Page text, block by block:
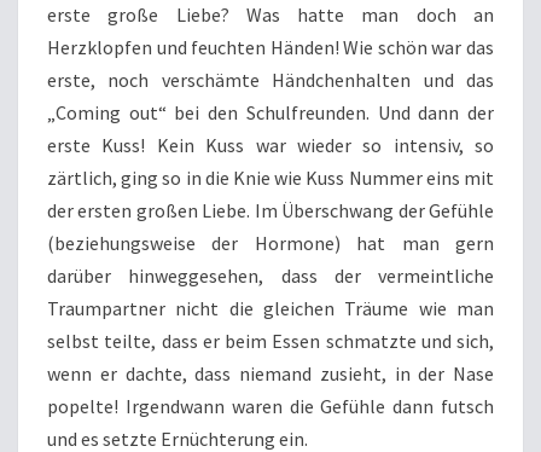
erste große Liebe? Was hatte man doch an
Herzklopfen und feuchten Händen! Wie schön war das
erste, noch verschämte Händchenhalten und das
„Coming out“ bei den Schulfreunden. Und dann der
erste Kuss! Kein Kuss war wieder so intensiv, so
zärtlich, ging so in die Knie wie Kuss Nummer eins mit
der ersten großen Liebe. Im Überschwang der Gefühle
(beziehungsweise der Hormone) hat man gern
darüber hinweggesehen, dass der vermeintliche
Traumpartner nicht die gleichen Träume wie man
selbst teilte, dass er beim Essen schmatzte und sich,
wenn er dachte, dass niemand zusieht, in der Nase
popelte! Irgendwann waren die Gefühle dann futsch
und es setzte Ernüchterung ein.